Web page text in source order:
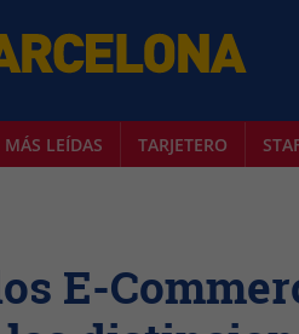
MÁS LEÍDAS TARJETERO
E-